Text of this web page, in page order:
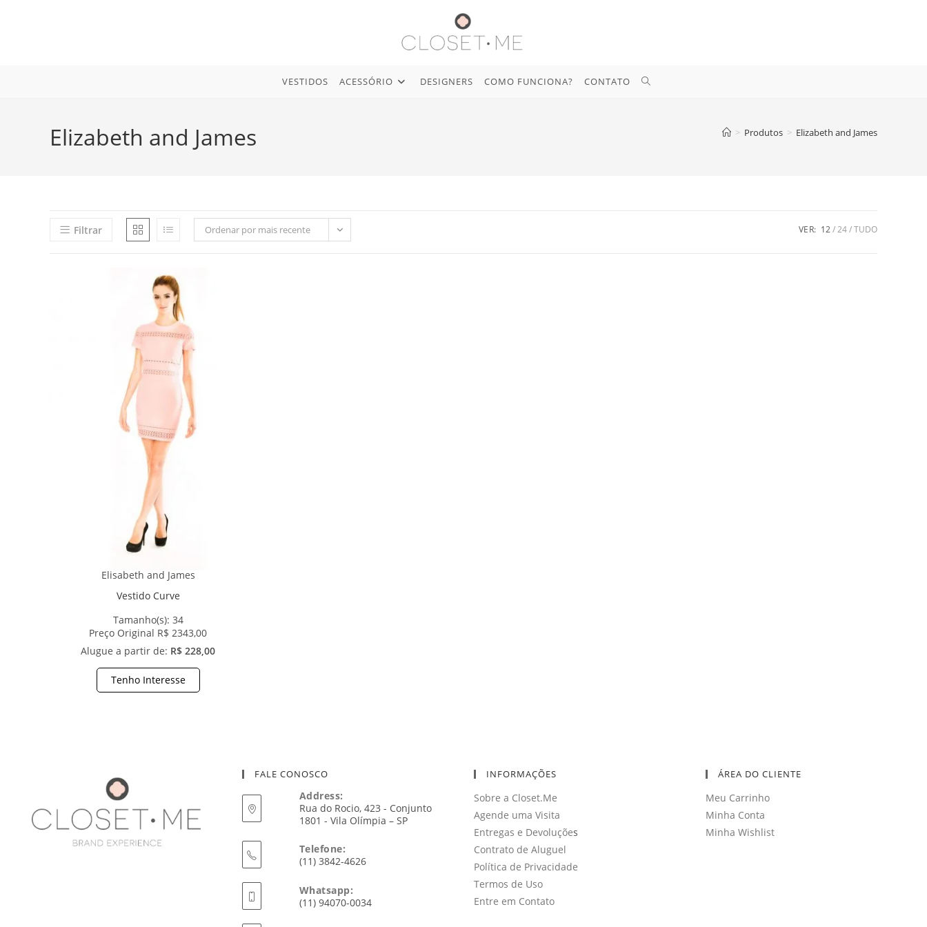
VESTIDOS ACESSÓRIO DESIGNERS COMO FUNCIONA? CONTATO ALTERNAR
Elizabeth and James > Produtos > Elizabeth and James
Filtrar Ordenar por mais recente VER: 12 24 TUDO
Elisabeth and James
Vestido Curve
Tamanho(s): 34
Preço Original R$ 2343,00
Alugue a partir de: R$ 228,00
Tenho Interesse
FALE CONOSCO
Address:
Rua do Rocio, 423 - Conjunto
1801 - Vila Olímpia – SP
Telefone:
(11) 3842-4626
Whatsapp:
(11) 94070-0034
INFORMAÇÕES
Sobre a Closet.Me
Agende uma Visita
Entregas e Devoluções
Contrato de Aluguel
Política de Privacidade
Termos de Uso
Entre em Contato
ÁREA DO CLIENTE
Meu Carrinho
Minha Conta
Minha Wishlist